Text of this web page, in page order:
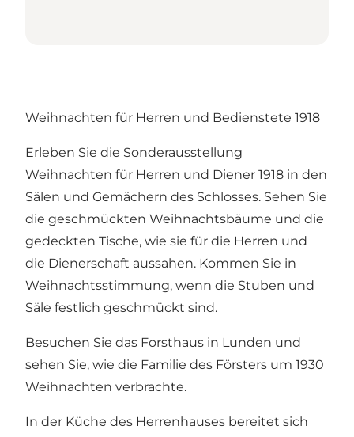
Weihnachten für Herren und Bedienstete 1918
Erleben Sie die Sonderausstellung
Weihnachten für Herren und Diener 1918 in den
Sälen und Gemächern des Schlosses. Sehen Sie
die geschmückten Weihnachtsbäume und die
gedeckten Tische, wie sie für die Herren und
die Dienerschaft aussahen. Kommen Sie in
Weihnachtsstimmung, wenn die Stuben und
Säle festlich geschmückt sind.
Besuchen Sie das Forsthaus in Lunden und
sehen Sie, wie die Familie des Försters um 1930
Weihnachten verbrachte.
In der Küche des Herrenhauses bereitet sich